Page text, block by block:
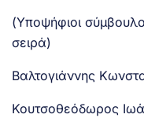
(Υποψήφιοι
σειρά)
Βαλτογιάννης
Κουτσοθεόδωρος